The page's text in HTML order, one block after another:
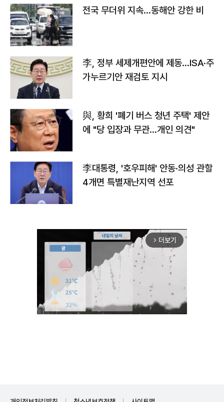
전국 무더위 지속…동해안 강한 비
李, 정부 세제개편안에 제동…ISA·주
가누르기안 재검토 지시
與, 황희 '폐기 버스 청년 주택' 제안
에 "당 입장과 무관…개인 의견"
李대통령, '호우피해' 안동·의성 관할
4개면 특별재난지역 선포
arrow_forward_ios 더보기